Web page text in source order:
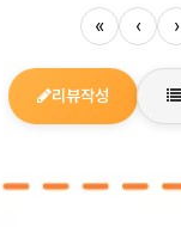
« ‹ ›
리뷰작성